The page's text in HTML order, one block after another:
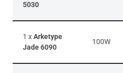
5030
1 xArketype
Jade 6090
100W